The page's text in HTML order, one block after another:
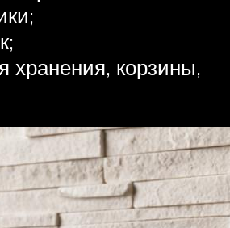
хранения, корзины,